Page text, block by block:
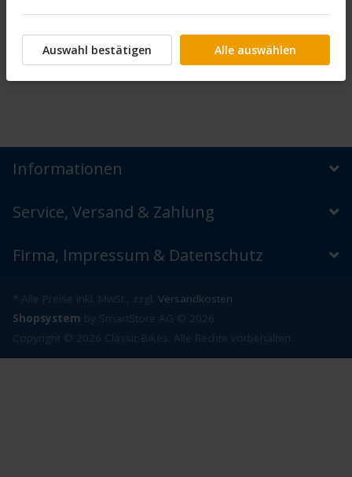
Informationen
Service, Versand & Zahlung
Firma, Impressum & Datenschutz
* Alle Preise inkl. MwSt., zzgl. Versandkosten
Shopsystem by SmartStore AG © 2026
Copyright © 2026 Classic-Bikes. Alle Rechte vorbehalten.
Auswahl bestätigen Alle auswählen